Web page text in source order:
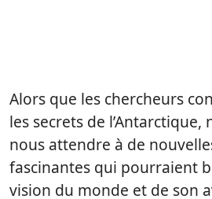
Alors que les chercheurs
les secrets de l’Antarctique,
nous attendre à de
fascinantes qui pourraient
vision du monde et de son